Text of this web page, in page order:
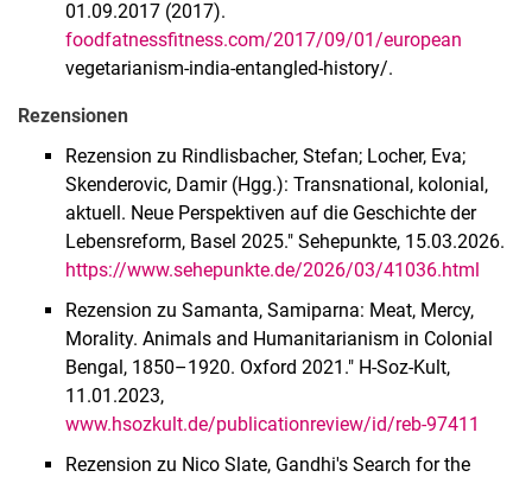
01.09.2017 (2017).
foodfatnessfitness.com/2017/09/01/european
vegetarianism-india-entangled-history/.
Rezensionen
Rezension zu Rindlisbacher, Stefan; Locher, Eva;
Skenderovic, Damir (Hgg.): Transnational, kolonial,
aktuell. Neue Perspektiven auf die Geschichte der
Lebensreform, Basel 2025." Sehepunkte, 15.03.2026.
https://www.sehepunkte.de/2026/03/41036.html
Rezension zu Samanta, Samiparna: Meat, Mercy,
Morality. Animals and Humanitarianism in Colonial
Bengal, 1850–1920. Oxford 2021." H-Soz-Kult,
11.01.2023,
www.hsozkult.de/publicationreview/id/reb-97411
Rezension zu Nico Slate, Gandhi's Search for the